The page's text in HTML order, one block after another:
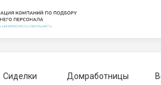
Сиделки Домработницы